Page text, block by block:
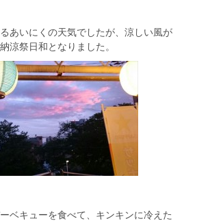
あいにくの天気でしたが、涼しい風が
涼祭日和となりました。
ベキューを食べて、キンキンに冷えた